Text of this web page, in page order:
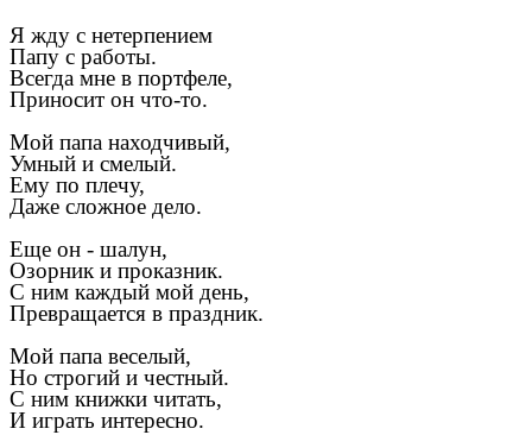
Я жду с нетерпением
Папу с работы.
Всегда мне в портфеле,
Приносит он что-то.
Мой папа находчивый,
Умный и смелый.
Ему по плечу,
Даже сложное дело.
Еще он - шалун,
Озорник и проказник.
С ним каждый мой день,
Превращается в праздник.
Мой папа веселый,
Но строгий и честный.
С ним книжки читать,
И играть интересно.